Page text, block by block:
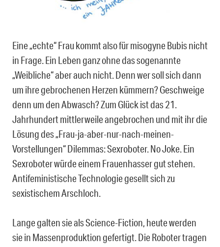
Eine „echte“ Frau kommt also für misogyne Bubis nicht
in Frage. Ein Leben ganz ohne das sogenannte
„Weibliche“ aber auch nicht. Denn wer soll sich dann
um ihre gebrochenen Herzen kümmern? Geschweige
denn um den Abwasch? Zum Glück ist das 21.
Jahrhundert mittlerweile angebrochen und mit ihr die
Lösung des „Frau-ja-aber-nur-nach-meinen-
Vorstellungen“ Dilemmas: Sexroboter. No Joke. Ein
Sexroboter würde einem Frauenhasser gut stehen.
Antifeministische Technologie gesellt sich zu
sexistischem Arschloch.
Lange galten sie als Science-Fiction, heute werden
sie in Massenproduktion gefertigt. Die Roboter tragen